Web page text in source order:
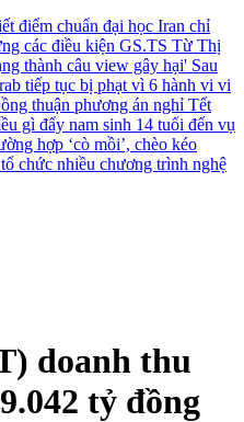
điểm chuẩn đại học Iran chỉ
các điều kiện GS.TS Từ Thị
thành câu view gây hại' Sau
tiếp tục bị phạt vì 6 hành vi vi
thuận phương án nghỉ Tết
gì đẩy nam sinh 14 tuổi đến vụ
hợp ‘cò mồi’, chèo kéo
chức nhiều chương trình nghệ
doanh thu
tỷ đồng